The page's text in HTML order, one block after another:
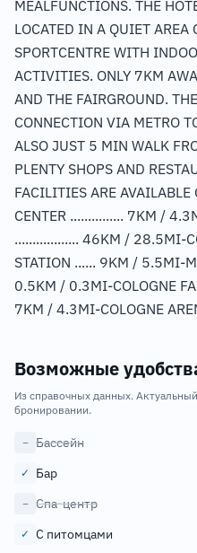
MEALFUNCTIONS. THE
LOCATED IN A QUIET AREA
SPORTCENTRE WITH
ACTIVITIES. ONLY 7KM
AND THE FAIRGROUND.
CONNECTION VIA METRO
ALSO JUST 5 MIN WALK
PLENTY SHOPS AND
FACILITIES ARE
CENTER ............... 7KM /
.................. 46KM / 28.5MI-
STATION ...... 9KM / 5.5MI-
0.5KM / 0.3MI-COLOGNE
7KM / 4.3MI-COLOGNE
Возможные
Из справочных данных.
бронировании.
− Бассейн
✓ Бар
− Спа-центр
✓ С питомцами